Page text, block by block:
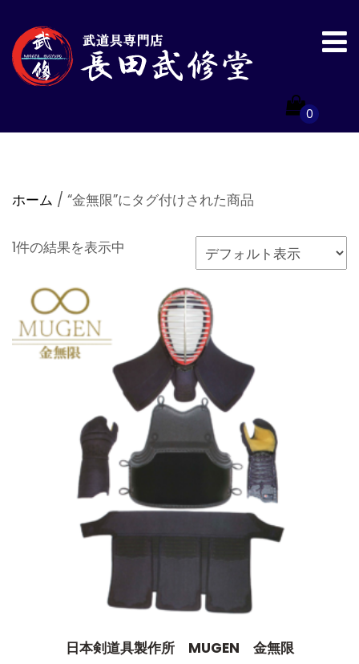
0
ホーム / “金無限”にタグ付けされた商品
1件の結果を表示中
日本剣道具製作所 MUGEN 金無限